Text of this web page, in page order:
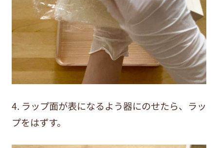
4. ラップ面が表になるよう器にのせたら、ラッ
プをはずす。